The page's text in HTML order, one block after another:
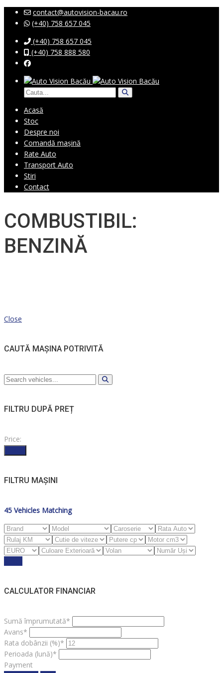
contact@autovision-bacau.ro
(+40) 758 657 045
(+40) 758 657 045
(+40) 758 888 580
Acasă
Stoc
Despre noi
Comandă mașină
Rate Auto
Transport Auto
Stiri
Contact
COMBUSTIBIL:
BENZINĂ
Close
CAUTĂ MAȘINA POTRIVITĂ
FILTRU DUPĂ PREȚ
Price:
FILTRU MAȘINI
45 Vehicles Matching
CALCULATOR FINANCIAR
Sumă împrumutată*
Avans*
Rata dobânzii (%)*
Perioada (lună)*
Payment